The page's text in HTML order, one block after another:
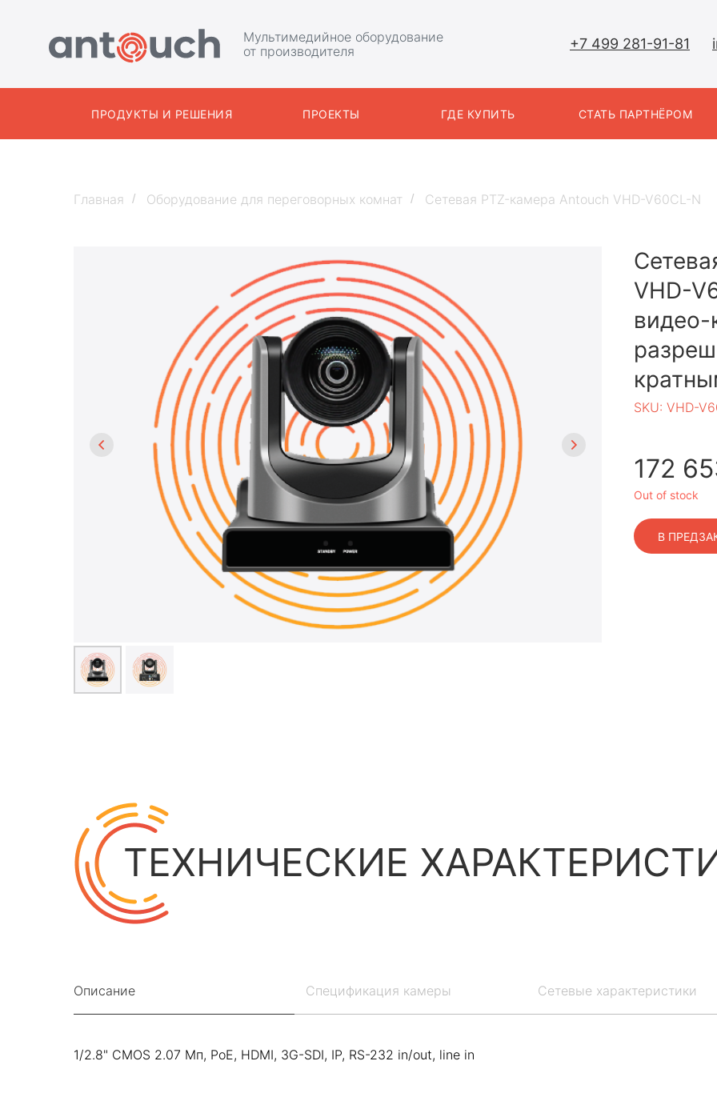
Мультимедийное оборудование
от производителя
+7 499 281-91-81
ПРОЕКТЫ ГДЕ КУПИТЬ СТАТЬ ПАРТНЁРОМ
ПРОДУКТЫ И РЕШЕНИЯ
Главная / Оборудование для переговорных комнат / Сетевая PTZ-камера Antouch VHD-V60CL-N
VHD-
видео-
SKU: VHD-
172
Out of stock
В
ТЕХНИЧЕСКИЕ
Описание Спецификация камеры Сетевые характеристики
1/2.8" CMOS 2.07 Мп, PoE, HDMI, 3G-SDI, IP, RS-232 in/out, line in